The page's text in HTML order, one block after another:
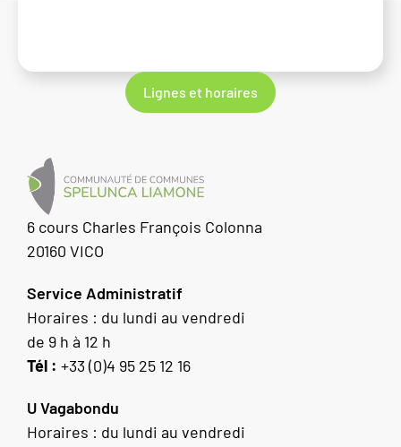
Lignes et horaires
6 cours Charles François Colonna
20160 VICO
Service Administratif
Horaires : du lundi au vendredi
de 9 h à 12 h
Tél : +33 (0)4 95 25 12 16
U Vagabondu
Horaires : du lundi au vendredi